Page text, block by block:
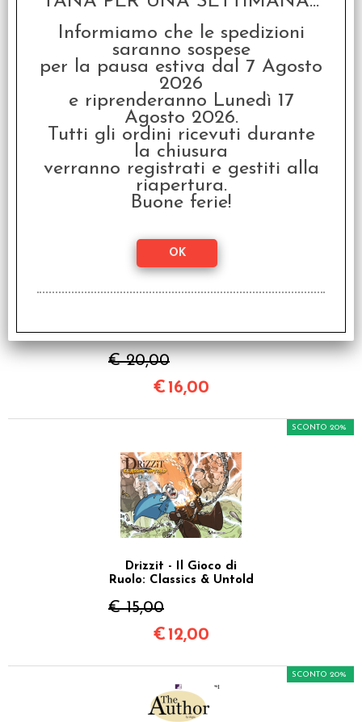
The Author - Vol.4 by
Bigio
€ 22,00
€ 17,60
Bigio
€ 20,00
€ 16,00
Drizzit - Il Gioco di
Ruolo: Classics & Untold
€ 15,00
SCONTO 20%
€ 12,00
SCONTO 20%
Informiamo che le spedizioni
saranno sospese
per la pausa estiva dal 7 Agosto
2026
e riprenderanno Lunedì 17
Agosto 2026.
Tutti gli ordini ricevuti durante
la chiusura
verranno registrati e gestiti alla
riapertura.
Buone ferie!